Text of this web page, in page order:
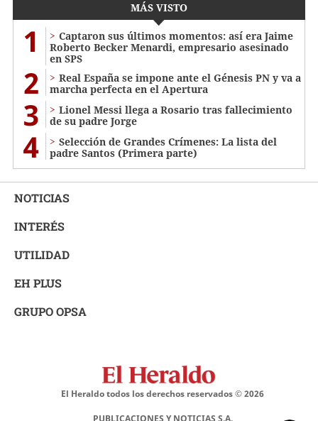
MÁS VISTO
1
Captaron sus últimos momentos: así era Jaime
Roberto Becker Menardi​​​, empresario asesinado
en SPS
2
Real España se impone ante el Génesis PN y va a
marcha perfecta en el Apertura
3
Lionel Messi llega a Rosario tras fallecimiento
de su padre Jorge
4
Selección de Grandes Crímenes: La lista del
padre Santos (Primera parte)
NOTICIAS
INTERÉS
UTILIDAD
EH PLUS
GRUPO OPSA
El Heraldo todos los derechos reservados ©2026